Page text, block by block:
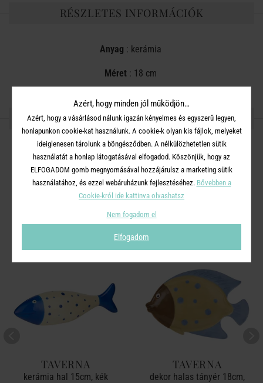
RÉSZLETES INFORMÁCIÓK
Anyag : kerámia
Méret : 18 cm
OSZD MEG MÁSOKKAL!
A TERMÉKCSALÁD TOVÁBBI
TERMÉKEI
TAVERNA
kerámia hal 15cm, kék
TAVERNA
dekor halas tányér 18cm,
Azért, hogy minden jól működjön…
Azért, hogy a vásárlásod nálunk igazán kényelmes és egyszerű legyen,
honlapunkon cookie-kat használunk. A cookie-k olyan kis fájlok, melyeket
ideiglenesen tárolunk a böngésződben. A nélkülözhetetlen sütik
használatát a honlap látogatásával elfogadod. Köszönjük, hogy az
ELFOGADOM gomb megnyomásával hozzájárulsz a marketing sütik
használatához, és ezzel webáruházunk fejlesztéséhez. Bővebben a
Cookie-król ide kattinva olvashatsz
Nem fogadom el
Elfogadom